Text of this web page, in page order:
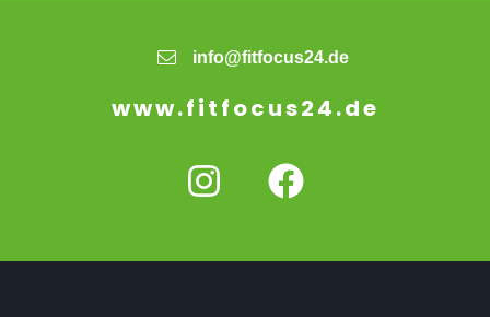
info@fitfocus24.de
www.fitfocus24.de